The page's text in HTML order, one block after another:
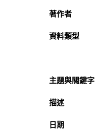
著作者
資料類型
主題與關鍵字
描述
日期